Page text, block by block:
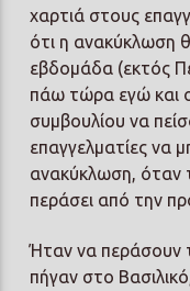
χαρτιά στους
ότι η ανακύκλωση
εβδομάδα (εκτός
πάω τώρα εγώ και
συμβουλίου να
επαγγελματίες να
ανακύκλωση, όταν
περάσει από την
Ήταν να περάσουν
πήγαν στο